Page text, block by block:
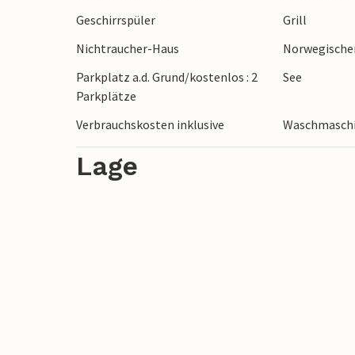
Angelausflüge, Schwimmen im See,
Machen Sie fröhliche Familienausflüge
Natur. Es gibt viele Waldseen und dichte
erkunden. Finden Sie einfach Ihr eigenes
einen groβen Spielplatz verwandeln.
Geschirrspüler
Grill
Nichtraucher-Haus
Parkplatz a.d. Grund/kostenlos : 2
Parkplätze
See
Verbrauchskosten inklusive
Lage